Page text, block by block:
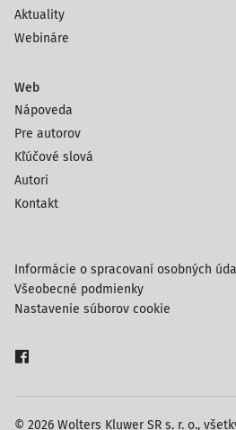
Aktuality
Webináre
Web
Nápoveda
Pre autorov
Kľúčové slová
Autori
Kontakt
© 2026 Wolters Kluwer SR s. r. o.,
Informácie o spracovaní osobných
Všeobecné podmienky
Nastavenie súborov cookie